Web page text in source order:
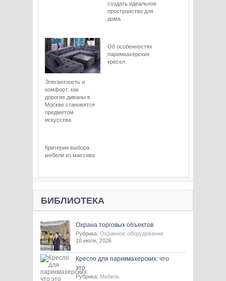
создать идеальное
пространство для
дома
Элегантность и
комфорт: как
дорогие диваны в
Москве становятся
предметом
искусства
Об особенностях
парикмахерских
кресел
Критерии выбора
мебели из массива
БИБЛИОТЕКА
Охрана торговых объектов
Рубрика: Охранное оборудование
10 июля, 2026
Кресло для парикмахерских: что
это
Рубрика: Мебель